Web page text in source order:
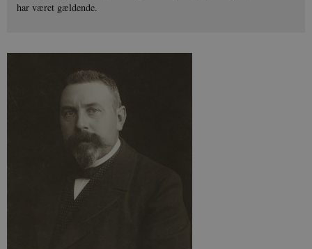
har været gældende.